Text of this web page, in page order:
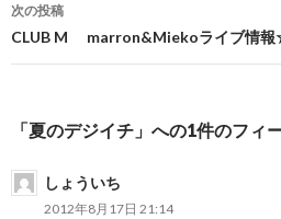
次の投稿
CLUB M marron&Miekoライブ情
「夏のデジイチ」への1件のフィ
しょういち
2012年8月17日 21:14